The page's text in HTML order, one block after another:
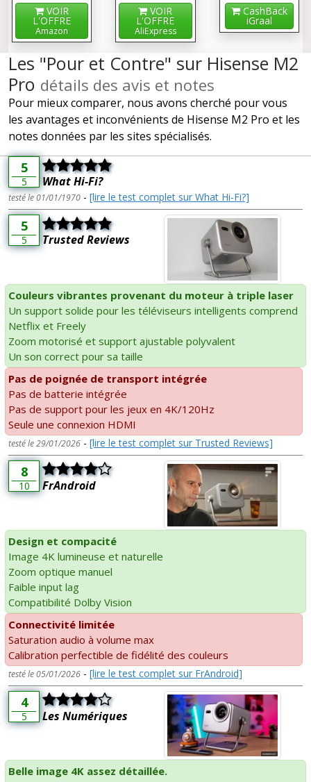
VOIR
L'OFFRE
Amazon
VOIR
L'OFFRE
AliExpress
cashback !
CashBack
iGraal
Les "Pour et Contre" sur Hisense M2
Pro détails des avis et notes
Pour mieux comparer, nous avons cherché pour vous
les avantages et inconvénients de Hisense M2 Pro et les
notes données par les sites spécialisés.
5
5 What Hi-Fi?
testé le 01/01/1970 - [lire le test complet sur What Hi-Fi?]
5
5 Trusted Reviews
Couleurs vibrantes provenant du moteur à triple laser
Un support solide pour les téléviseurs intelligents comprend
Netflix et Freely
Zoom motorisé et support ajustable polyvalent
Un son correct pour sa taille
Pas de poignée de transport intégrée
Pas de batterie intégrée
Pas de support pour les jeux en 4K/120Hz
Seule une connexion HDMI
testé le 29/01/2026 - [lire le test complet sur Trusted Reviews]
8
10 FrAndroid
Design et compacité
Image 4K lumineuse et naturelle
Zoom optique manuel
Faible input lag
Compatibilité Dolby Vision
Connectivité limitée
Saturation audio à volume max
Calibration perfectible de fidélité des couleurs
testé le 05/01/2026 - [lire le test complet sur FrAndroid]
4
5 Les Numériques
Belle image 4K assez détaillée.